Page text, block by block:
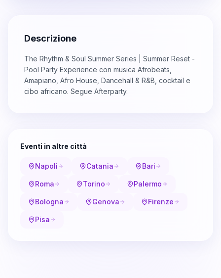
Descrizione
The Rhythm & Soul Summer Series | Summer Reset -
Pool Party Experience con musica Afrobeats,
Amapiano, Afro House, Dancehall & R&B, cocktail e
cibo africano. Segue Afterparty.
Eventi in altre città
Napoli Catania Bari
Roma Torino Palermo
Bologna Genova Firenze
Pisa